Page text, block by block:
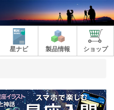
星ナビ 製品情報 ショップ